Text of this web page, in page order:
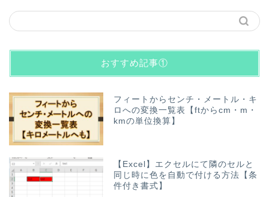
おすすめ記事①
フィートからセンチ・メートル・キ
ロへの変換一覧表【ftからcm・m・
kmの単位換算】
【Excel】エクセルにて隣のセルと
同じ時に色を自動で付ける方法【条
件付き書式】